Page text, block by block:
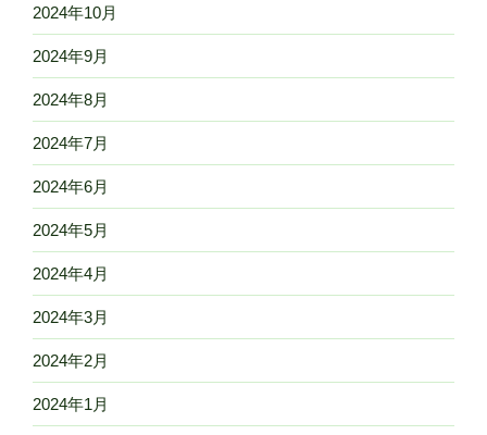
2024年10月
2024年9月
2024年8月
2024年7月
2024年6月
2024年5月
2024年4月
2024年3月
2024年2月
2024年1月